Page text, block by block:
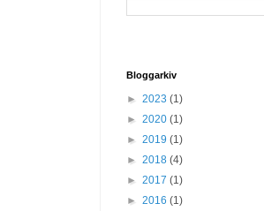
Bloggarkiv
► 2023 (1)
► 2020 (1)
► 2019 (1)
► 2018 (4)
► 2017 (1)
► 2016 (1)